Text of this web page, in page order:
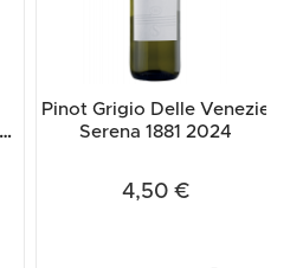
Pinot Grigio Delle Venezie
Serena 1881 2024
4,50 €